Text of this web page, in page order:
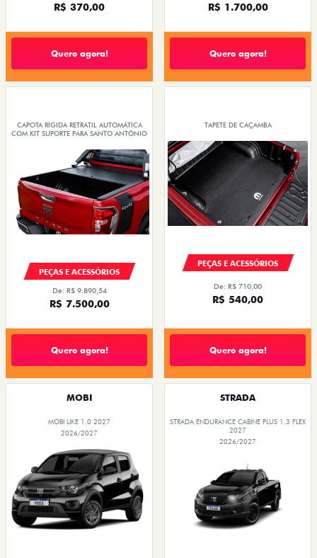
R$ 370,00
Quero agora!
R$ 1.700,00
Quero agora!
CAPOTA RÍGIDA RETRÁTIL AUTOMÁTICA
COM KIT SUPORTE PARA SANTO ANTÔNIO
PEÇAS E ACESSÓRIOS
De: R$ 9.890,54
R$ 7.500,00
Quero agora!
TAPETE DE CAÇAMBA
PEÇAS E ACESSÓRIOS
De: R$ 710,00
R$ 540,00
Quero agora!
MOBI
MOBI LIKE 1.0 2027
2026/2027
STRADA
STRADA ENDURANCE CABINE PLUS 1.3 FLEX
2027
2026/2027